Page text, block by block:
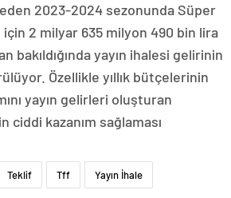
2023-2024 sezonunda Süper
için 2 milyar 635 milyon 490 bin lira
bakıldığında yayın ihalesi gelirinin
Özellikle yıllık bütçelerinin
yayın gelirleri oluşturan
ciddi kazanım sağlaması
Teklif Tff Yayın İhale